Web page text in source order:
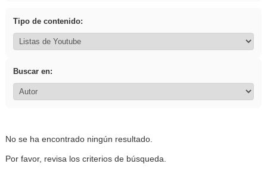
Tipo de contenido:
Buscar en:
No se ha encontrado ningún resultado.
Por favor, revisa los criterios de búsqueda.